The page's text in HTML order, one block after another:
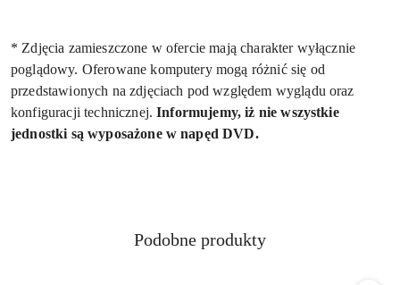
* Zdjęcia zamieszczone w ofercie mają charakter wyłącznie
poglądowy. Oferowane komputery mogą różnić się od
przedstawionych na zdjęciach pod względem wyglądu oraz
konfiguracji technicznej.Informujemy, iż nie wszystkie
jednostki są wyposażone w napęd DVD.
Pomiń karuzelę produktów
Produkty
Podobne produkty